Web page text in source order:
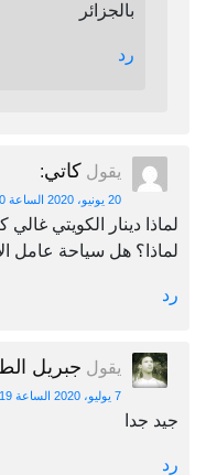
بالجزائر
رد
يقول كاتي:
20 يونيو، 2020 الساعة 5:20 م
لماذا دينار الكويتي غالي
لماذا؟ هل سياحة عامل
رد
يقول جبريل
7 يوليو، 2020 الساعة 3:19 ص
جيد جدا
رد